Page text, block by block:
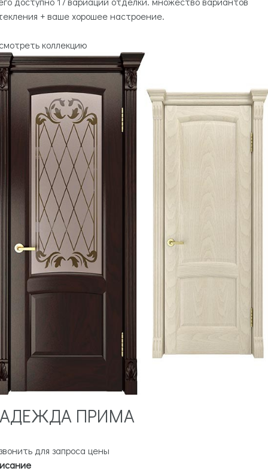
+ ваше хорошее настроение.
коллекцию
ПРИМА
для запроса цены